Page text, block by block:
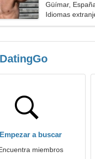
Güímar,
Idiomas
Empezar a buscar
miembros